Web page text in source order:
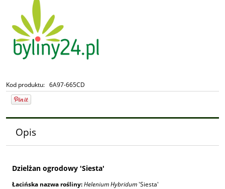
Kod produktu: 6A97-665CD
Opis
Dzielżan ogrodowy 'Siesta'
Łacińska nazwa rośliny:Helenium Hybridum'Siesta'